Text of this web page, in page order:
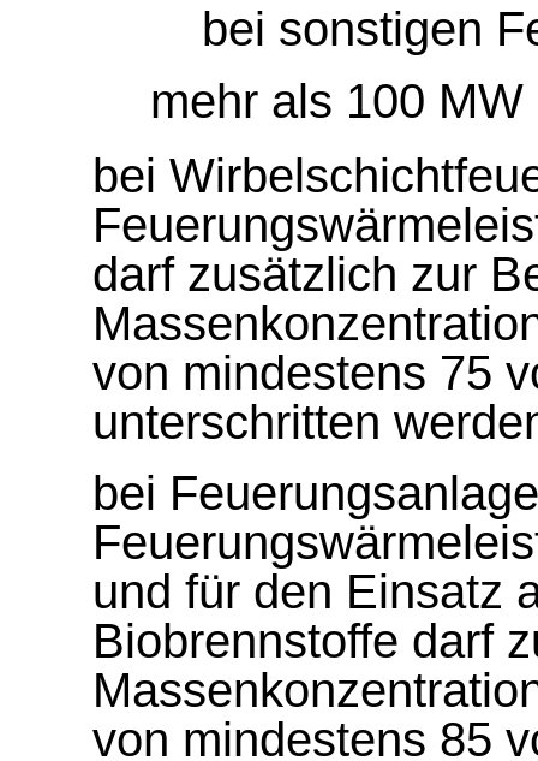
bei sonstigen
mehr als 100 MW
bei
darf zusätzlich zur
von mindestens 75
unterschritten
bei
und für den Einsatz
Biobrennstoffe darf
von mindestens 85